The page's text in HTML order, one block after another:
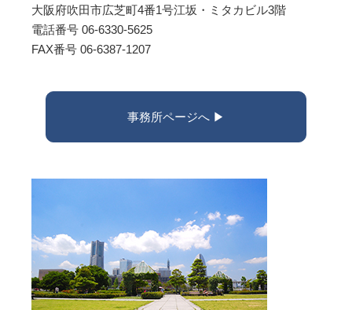
大阪府吹田市広芝町4番1号江坂・ミタカビル3階
電話番号 06-6330-5625
FAX番号 06-6387-1207
事務所ページへ ▶︎